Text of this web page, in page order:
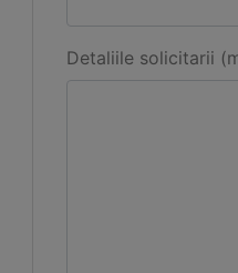
Detaliile solicitarii